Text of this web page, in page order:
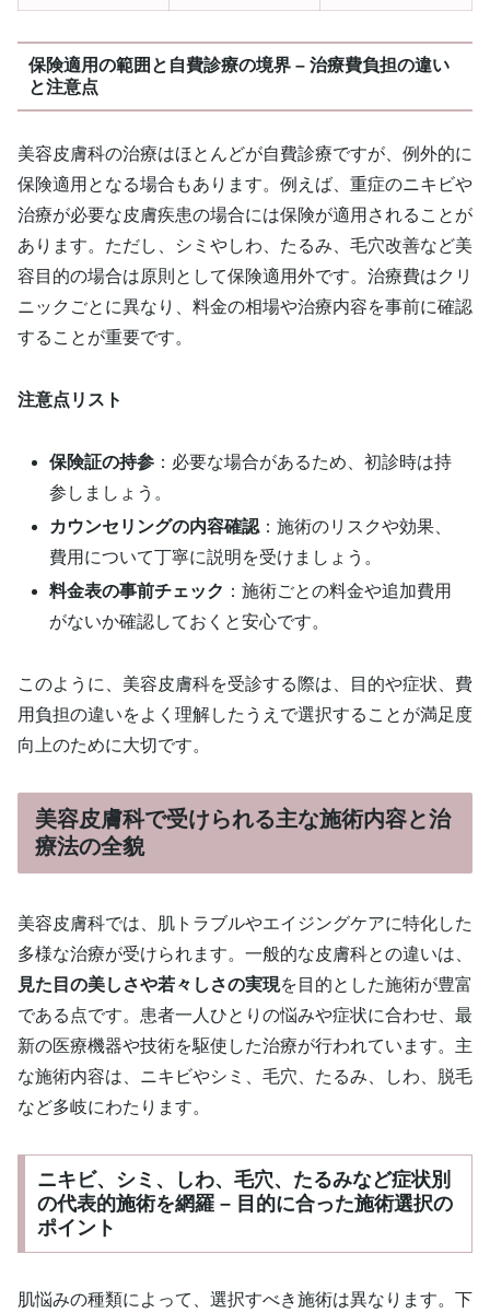
保険適用の範囲と自費診療の境界 – 治療費負担の違い
と注意点
美容皮膚科の治療はほとんどが自費診療ですが、例外的に
保険適用となる場合もあります。例えば、重症のニキビや
治療が必要な皮膚疾患の場合には保険が適用されることが
あります。ただし、シミやしわ、たるみ、毛穴改善など美
容目的の場合は原則として保険適用外です。治療費はクリ
ニックごとに異なり、料金の相場や治療内容を事前に確認
することが重要です。
注意点リスト
保険証の持参 ：必要な場合があるため、初診時は持
参しましょう。
カウンセリングの内容確認 ：施術のリスクや効果、
費用について丁寧に説明を受けましょう。
料金表の事前チェック ：施術ごとの料金や追加費用
がないか確認しておくと安心です。
このように、美容皮膚科を受診する際は、目的や症状、費
用負担の違いをよく理解したうえで選択することが満足度
向上のために大切です。
美容皮膚科で受けられる主な施術内容と治
療法の全貌
美容皮膚科では、肌トラブルやエイジングケアに特化した
多様な治療が受けられます。一般的な皮膚科との違いは、
見た目の美しさや若々しさの実現を目的とした施術が豊富
である点です。患者一人ひとりの悩みや症状に合わせ、最
新の医療機器や技術を駆使した治療が行われています。主
な施術内容は、ニキビやシミ、毛穴、たるみ、しわ、脱毛
など多岐にわたります。
ニキビ、シミ、しわ、毛穴、たるみなど症状別
の代表的施術を網羅 – 目的に合った施術選択の
ポイント
肌悩みの種類によって、選択すべき施術は異なります。下